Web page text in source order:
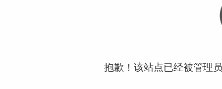
抱歉！该站点已经被管理